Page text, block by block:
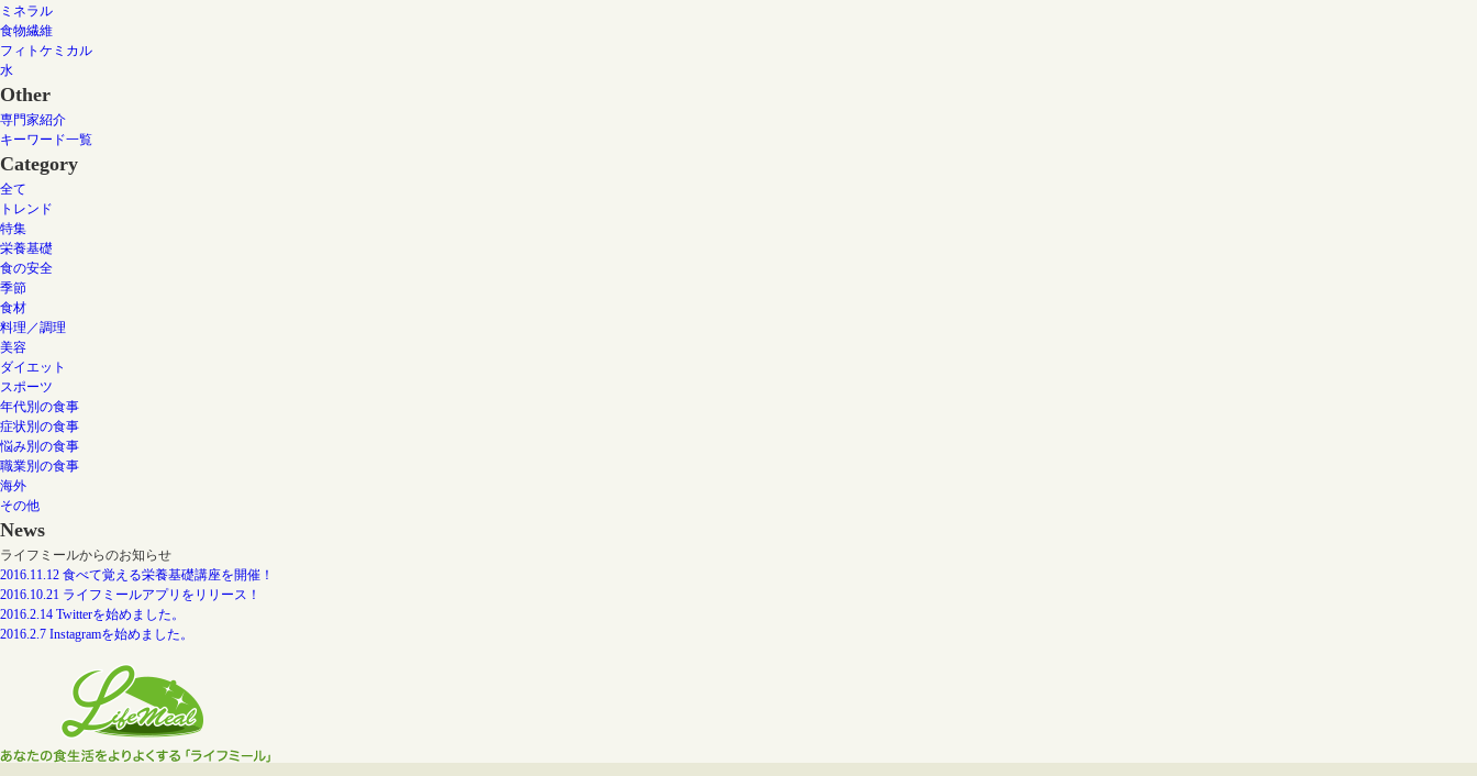
ミネラル
食物繊維
フィトケミカル
水
Other
専門家紹介
キーワード一覧
Category
全て
トレンド
特集
栄養基礎
食の安全
季節
食材
料理／調理
美容
ダイエット
スポーツ
年代別の食事
症状別の食事
悩み別の食事
職業別の食事
海外
その他
News
ライフミールからのお知らせ
2016.11.12 食べて覚える栄養基礎講座を開催！
2016.10.21 ライフミールアプリをリリース！
2016.2.14 Twitterを始めました。
2016.2.7 Instagramを始めました。